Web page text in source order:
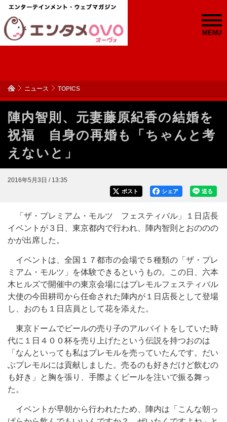
MENU
ニュース TOPICS
陣内智則、元妻藤原紀香の結婚を
祝福 自身の再婚も「ちゃんと考
えないと」
2016年5月3日 / 13:35
送る
シェア
ポスト
「ザ・プレミアム・モルツ フェスティバル」１日店長
イベントが３日、東京都内で行われ、陣内智則とおののの
かが出席した。
イベントは、全国１７都市の会場で５種類の「ザ・プレ
ミアム・モルツ」を体験できるというもの。この日、六本
木ヒルズで開催中の東京会場にはプレモルフェスティバル
大使の今田耕司から任命された陣内が１日店長として登場
し、おのも１日店員として花を添えた。
東京ドームでビールの売り子のアルバイトをしていた時
代に１日４００杯を売り上げたという伝説を持つおのは
「なんといっても私はプレモルを売っていたんです。だい
ぶプレモルには貢献しました。売るのも好きだけど飲むの
も好き」と胸を張り、手際よくビールを注いで振る舞っ
た。
イベントが早朝から行われたため、陣内は「こんな朝っ